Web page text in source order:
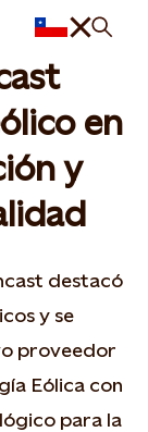
en
y
destacó
y se
proveedor
Eólica con
para la